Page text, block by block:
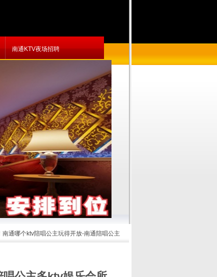
南通KTV夜场招聘
南通哪个ktv陪唱公主玩得开放-南通陪唱公主